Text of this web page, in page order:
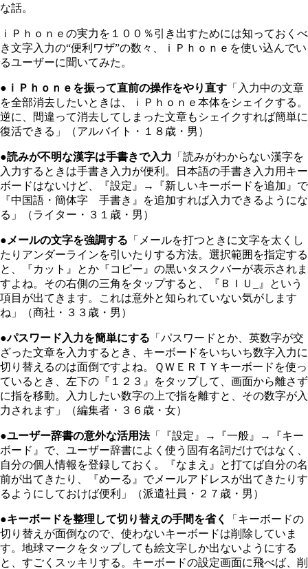
な話。
ｉＰｈｏｎｅの実力を１００％引き出すためには知っておくべ
き文字入力の“便利ワザ”の数々、ｉＰｈｏｎｅを使い込んでい
るユーザーに聞いてみた。
●ｉＰｈｏｎｅを振って直前の操作をやり直す 「入力中の文章
を全部消去したいときは、ｉＰｈｏｎｅ本体をシェイクする。
逆に、間違って消去してしまった文章もシェイクすれば簡単に
復活できる」（アルバイト・１８歳・男）
●読みが不明な漢字は手書きで入力 「読みがわからない漢字を
入力するときは手書き入力が便利。日本語の手書き入力用キー
ボードはないけど、『設定』→『新しいキーボードを追加』で
『中国語・簡体字 手書き』を追加すれば入力できるようにな
る」（ライター・３１歳・男）
●メールの文字を強調する 「メールを打つときに文字を太くし
たりアンダーラインを引いたりする方法。選択範囲を指定する
と、『カット』とか『コピー』の黒いタスクバーが表示されま
すよね。その右側の三角をタップすると、『ＢＩＵ_』という
項目が出てきます。これは意外と知られていない気がします
ね」（商社・３３歳・男）
●パスワード入力を簡単にする 「パスワードとか、英数字が交
ざった文章を入力するとき、キーボードをいちいち数字入力に
切り替えるのは面倒ですよね。ＱＷＥＲＴＹキーボードを使っ
ているとき、左下の『１２３』をタップして、画面から離さず
に指を移動。入力したい数字の上で指を離すと、その数字が入
力されます」（編集者・３６歳・女）
●ユーザー辞書の意外な活用法「『設定』→『一般』→『キー
ボード』で、ユーザー辞書によく使う固有名詞だけではなく、
自分の個人情報を登録しておく。『なまえ』と打てば自分の名
前が出てきたり、『めーる』でメールアドレスが出てきたりす
るようにしておけば便利」（派遣社員・２７歳・男）
●キーボードを整理して切り替えの手間を省く
「キーボードの
切り替えが面倒なので、使わないキーボードは削除していま
す。地球マークをタップしても絵文字しか出ないようにする
と、すごくスッキリする。キーボードの設定画面に飛べば、削